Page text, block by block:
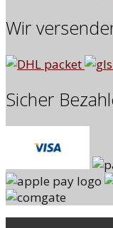
Wir
Sicher